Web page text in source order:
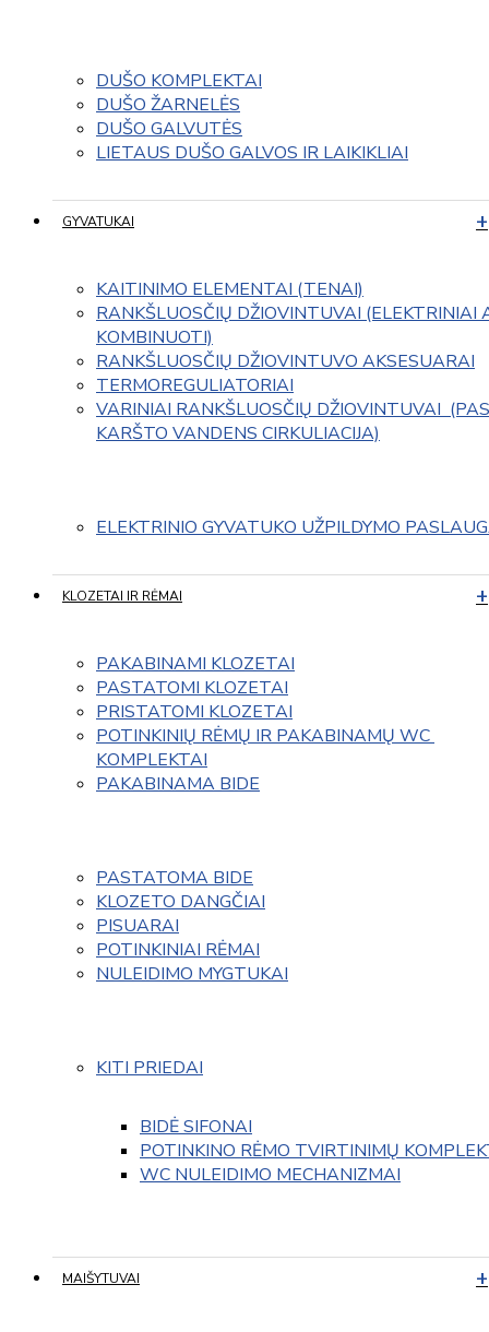
DUŠO KOMPLEKTAI
DUŠO ŽARNELĖS
DUŠO GALVUTĖS
LIETAUS DUŠO GALVOS IR LAIKIKLIAI
GYVATUKAI
KAITINIMO ELEMENTAI (TENAI)
RANKŠLUOSČIŲ DŽIOVINTUVAI (ELEKTRINIAI
KOMBINUOTI)
RANKŠLUOSČIŲ DŽIOVINTUVO AKSESUARAI
TERMOREGULIATORIAI
VARINIAI RANKŠLUOSČIŲ DŽIOVINTUVAI
KARŠTO VANDENS CIRKULIACIJA)
ELEKTRINIO GYVATUKO UŽPILDYMO
KLOZETAI IR RĖMAI
PAKABINAMI KLOZETAI
PASTATOMI KLOZETAI
PRISTATOMI KLOZETAI
POTINKINIŲ RĖMŲ IR PAKABINAMŲ WC
KOMPLEKTAI
PAKABINAMA BIDE
PASTATOMA BIDE
KLOZETO DANGČIAI
PISUARAI
POTINKINIAI RĖMAI
NULEIDIMO MYGTUKAI
KITI PRIEDAI
BIDĖ SIFONAI
POTINKINO RĖMO TVIRTINIMŲ
WC NULEIDIMO MECHANIZMAI
MAIŠYTUVAI